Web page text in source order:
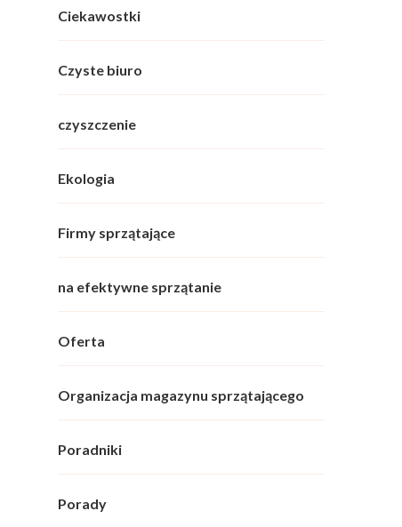
Ciekawostki
Czyste biuro
czyszczenie
Ekologia
Firmy sprzątające
na efektywne sprzątanie
Oferta
Organizacja magazynu sprzątającego
Poradniki
Porady